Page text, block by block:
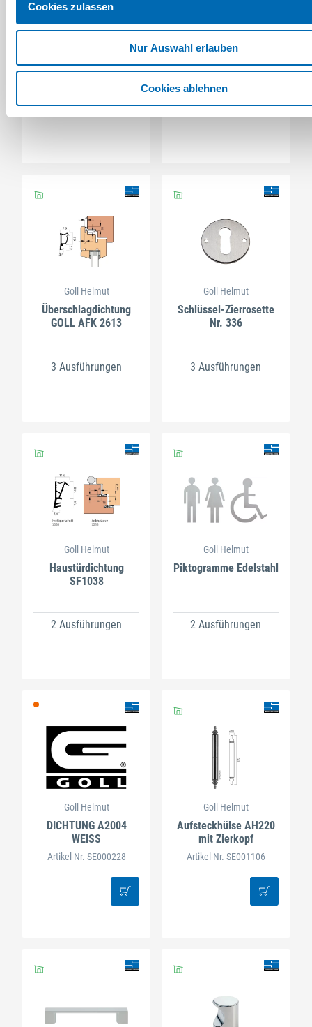
Cookies zulassen
Nur Auswahl erlauben
Cookies ablehnen
Goll Helmut
Hebeschiebetürdichtung
GOLL A 9007
2 Ausführungen
Goll Helmut
Haustürdichtung SF
3529
2 Ausführungen
Goll Helmut
Überschlagdichtung
GOLL AFK 2613
3 Ausführungen
Goll Helmut
Schlüssel-Zierrosette
Nr. 336
3 Ausführungen
Goll Helmut
Haustürdichtung
SF1038
2 Ausführungen
Goll Helmut
Piktogramme Edelstahl
2 Ausführungen
Goll Helmut
DICHTUNG A2004
WEISS
Artikel-Nr. SE000228
Goll Helmut
Aufsteckhülse AH220
mit Zierkopf
Artikel-Nr. SE001106